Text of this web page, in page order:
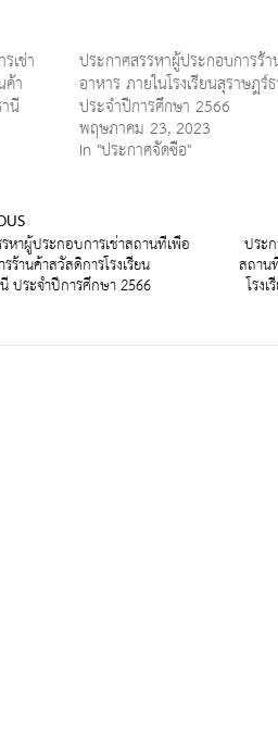
เช่า
า
นี
ประกาศสรรหาผู้ประกอบการร้
อาหาร ภายในโรงเรียนสุราษฎร์
ประจำปีการศึกษา 2566
พฤษภาคม 23, 2023
In "ประกาศจัดซื้อ"
หาผู้ประกอบการเช่าสถานที่เพื่อ
ร้านค้าสวัสดิการโรงเรียน
ประจำปีการศึกษา 2566
ประ
สถาน
โรง